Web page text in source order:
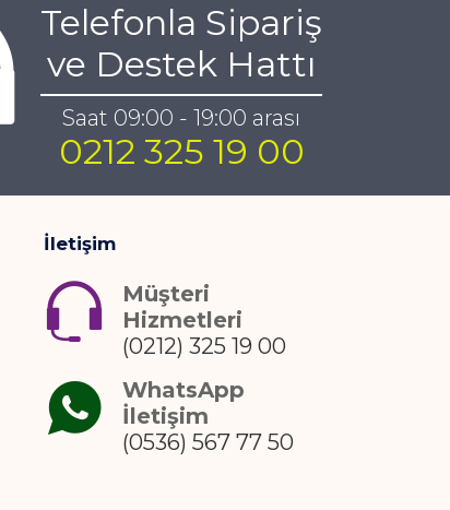
Telefonla Sipariş
ve Destek Hattı
Saat 09:00 - 19:00 arası
0212 325 19 00
İletişim
Müşteri
Hizmetleri
(0212) 325 19 00
WhatsApp
İletişim
(0536) 567 77 50